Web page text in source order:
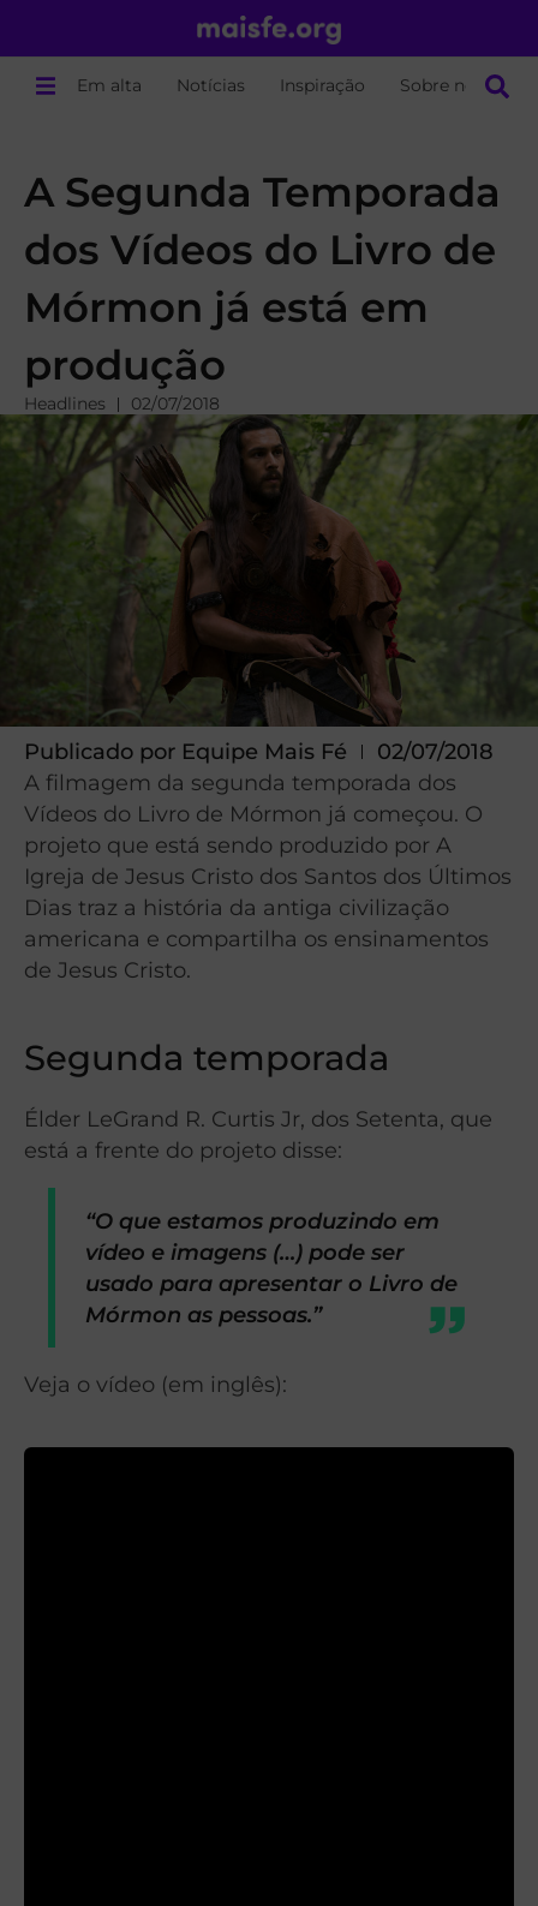
Em alta Notícias Inspiração Sobre nós
A Segunda Temporada
dos Vídeos do Livro de
Mórmon já está em
produção
Headlines 02/07/2018
Publicado por Equipe Mais Fé
02/07/2018
A filmagem da segunda temporada dos
Vídeos do Livro de Mórmon já começou. O
projeto que está sendo produzido por A
Igreja de Jesus Cristo dos Santos dos Últimos
Dias traz a história da antiga civilização
americana e compartilha os ensinamentos
de Jesus Cristo.
Segunda temporada
Élder LeGrand R. Curtis Jr, dos Setenta, que
está a frente do projeto disse:
“O que estamos produzindo em
vídeo e imagens (…) pode ser
usado para apresentar o Livro de
Mórmon as pessoas.”
Veja o vídeo (em inglês):